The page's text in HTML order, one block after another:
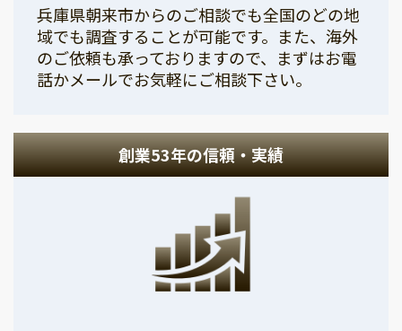
兵庫県朝来市からのご相談でも全国のどの地
域でも調査することが可能です。また、海外
のご依頼も承っておりますので、まずはお電
話かメールでお気軽にご相談下さい。
創業53年の信頼・実績